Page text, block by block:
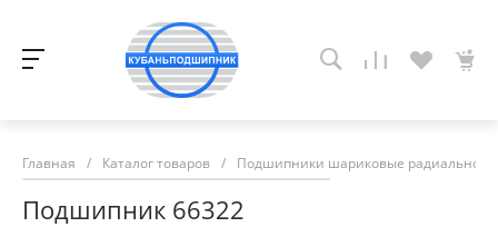
Главная / Каталог товаров / Подшипники шариковые радиально-
Подшипник 66322